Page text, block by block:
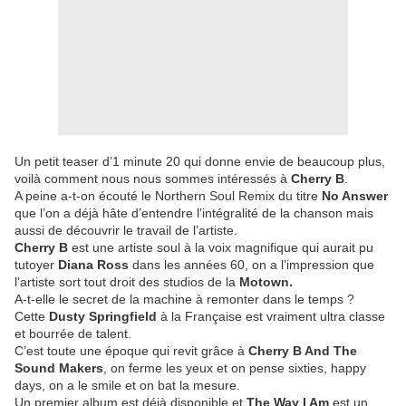
Un petit teaser d’1 minute 20 qui donne envie de beaucoup plus,
voilà comment nous nous sommes intéressés à Cherry B
A peine a-t-on écouté le Northern Soul Remix du titre No Answer
que l’on a déjà hâte d’entendre l’intégralité de la chanson mais
aussi de découvrir le travail de l’artiste.
Cherry B est une artiste soul à la voix magnifique qui aurait pu
tutoyer Diana Ross dans les années 60, on a l’impression que
l’artiste sort tout droit des studios de la Motown.
A-t-elle le secret de la machine à remonter dans le temps ?
Cette Dusty Springfield à la Française est vraiment ultra classe
et bourrée de talent.
C’est toute une époque qui revit grâce à Cherry B And The
Sound Makers , on ferme les yeux et on pense sixties, happy
days, on a le smile et on bat la mesure.
Un premier album est déjà disponible et The Way I Am est un